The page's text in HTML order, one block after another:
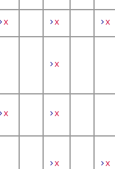
x x x
x
x x
x x